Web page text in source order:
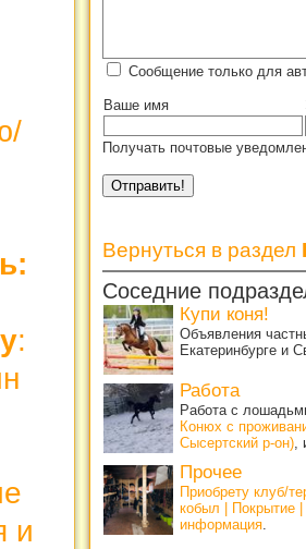
:
и
Сообщение только для
Ваше имя
Получать почтовые
Вернуться в раздел
Соседние
Купи коня!
Объявления
Екатеринбурге и
Работа
Работа с
Конюх с
Сысертский р-он),
Прочее
Приобрету клуб/
кобыл | Покрытие
информация.